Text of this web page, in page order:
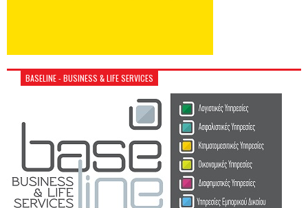
BASELINE - BUSINESS & LIFE SERVICES